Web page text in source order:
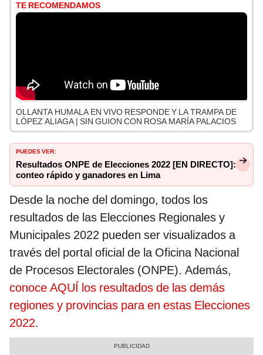
TE RECOMENDAMOS
OLLANTA HUMALA EN VIVO RESPONDE Y LA TRAMPA DE
LÓPEZ ALIAGA | SIN GUION CON ROSA MARÍA PALACIOS
PUEDES VER:
Resultados ONPE de Elecciones 2022 [EN DIRECTO]:
conteo rápido y ganadores en Lima
Desde la noche del domingo, todos los
resultados de las Elecciones Regionales y
Municipales 2022 pueden ser visualizados a
través del portal oficial de la Oficina Nacional
de Procesos Electorales (ONPE). Además,
conoce AQUÍ los resultados de las demás
regiones y provincias para en estas Elecciones
2022.